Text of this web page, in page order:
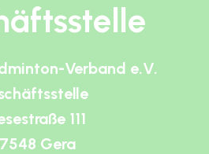
Verband e.V.
111
Gera